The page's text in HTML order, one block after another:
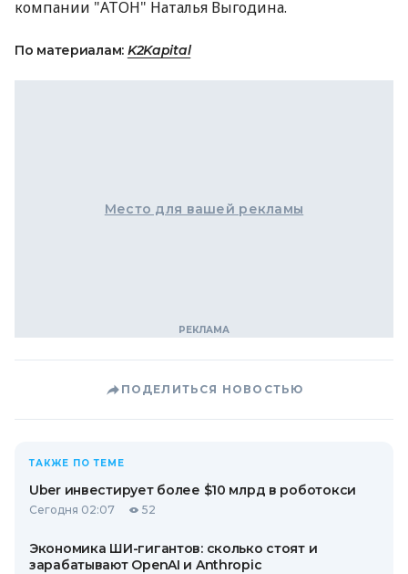
компании "АТОН" Наталья Выгодина.
По материалам: K2Kapital
Место для вашей рекламы
ПОДЕЛИТЬСЯ НОВОСТЬЮ
ТАКЖЕ ПО ТЕМЕ
Uber инвестирует более $10 млрд в роботокси
Сегодня 02:07 52
Экономика ШИ-гигантов: сколько стоят и
зарабатывают OpenAI и Anthropic